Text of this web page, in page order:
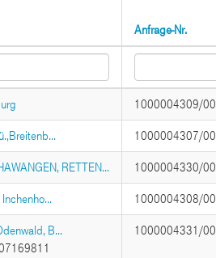
Anfrage-Nr.
1000004309/
1000004307/
RETTEN... 1000004330/
1000004308/
B...
1000004331/